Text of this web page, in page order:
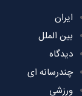
ایران
بین الملل
دیدگاه
چندرسانه ای
ورزشی